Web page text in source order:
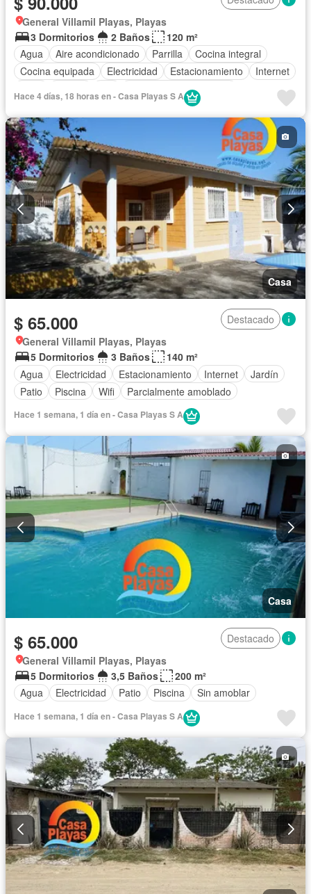
General Villamil Playas, Playas
3 Dormitorios
2 Baños
120 m²
Agua
Aire acondicionado Parrilla
Cocina integral
Cocina equipada
Electricidad Estacionamiento
Internet
Parcialmente amoblado
Hace 4 días, 18 horas en - Casa Playas S A
Casa
$ 65.000
Destacado
General Villamil Playas, Playas
5 Dormitorios
3 Baños
140 m²
Agua
Electricidad Estacionamiento Internet
Jardín
Patio
Piscina Wifi Parcialmente amoblado
Hace 1 semana, 1 día en - Casa Playas S A
Casa
$ 65.000
Destacado
General Villamil Playas, Playas
5 Dormitorios
3,5 Baños
200 m²
Agua
Electricidad Patio Piscina Sin amoblar
Hace 1 semana, 1 día en - Casa Playas S A